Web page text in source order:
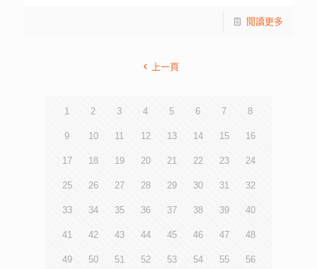
閱讀更多
上一頁
1 2 3 4 5 6 7 8
9 10 11 12 13 14 15 16
17 18 19 20 21 22 23 24
25 26 27 28 29 30 31 32
33 34 35 36 37 38 39 40
41 42 43 44 45 46 47 48
49 50 51 52 53 54 55 56